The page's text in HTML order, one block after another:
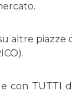
altre
con TUTTI